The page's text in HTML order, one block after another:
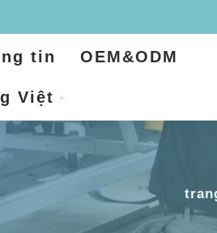
tin OEM&ODM
Việt